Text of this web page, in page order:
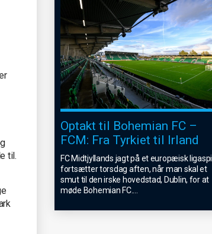
til.
Optakt til Bohemian FC –
FCM: Fra Tyrkiet til Irland
FC Midtjyllands jagt på et europæisk ligaspil
fortsætter torsdag aften, når man skal et
smut til den irske hovedstad, Dublin, for at
møde Bohemian FC.